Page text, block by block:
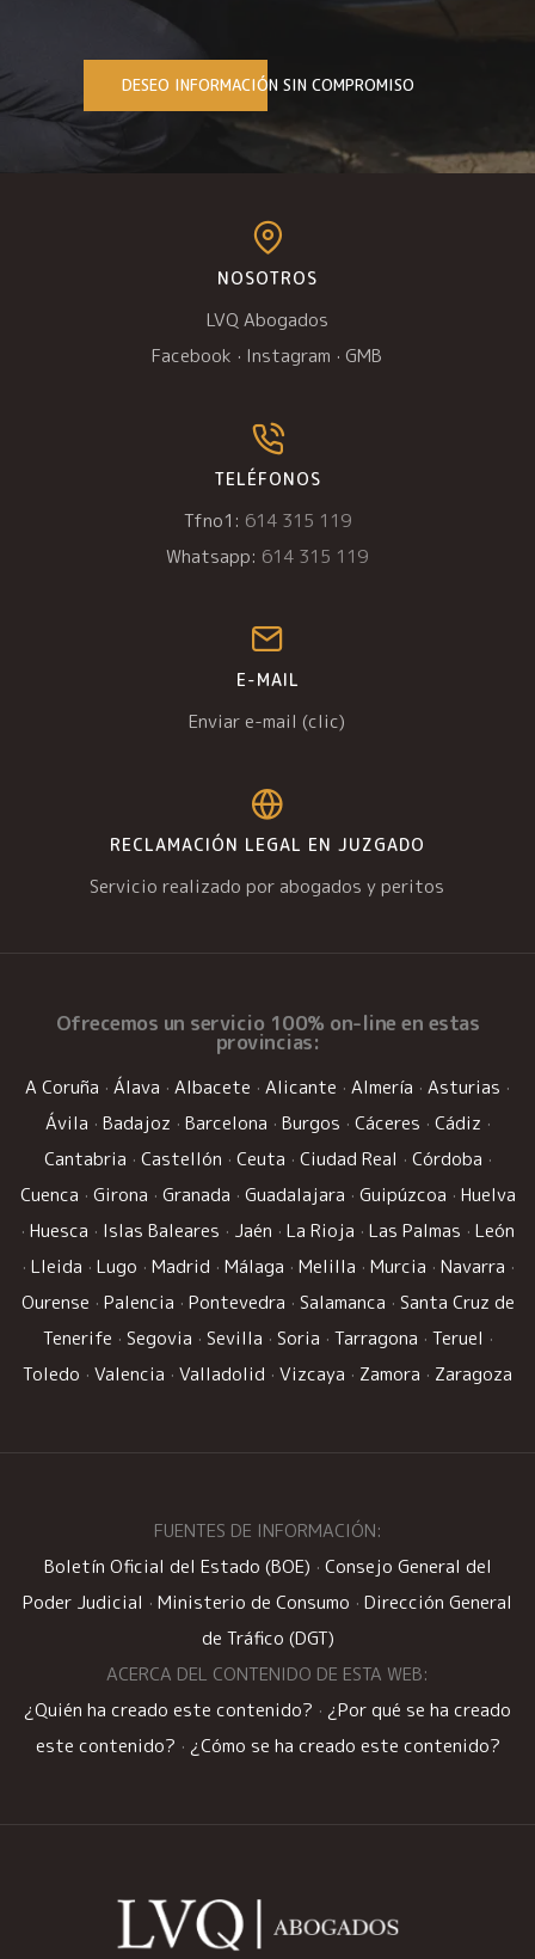
DESEO INFORMACIÓN SIN COMPROMISO
NOSOTROS
LVQ Abogados
Facebook · Instagram · GMB
TELÉFONOS
Tfno1: 614 315 119
Whatsapp: 614 315 119
E-MAIL
Enviar e-mail (clic)
RECLAMACIÓN LEGAL EN JUZGADO
Servicio realizado por abogados y peritos
Ofrecemos un servicio 100% on-line en estas
provincias:
A Coruña · Álava · Albacete · Alicante · Almería · Asturias ·
Ávila · Badajoz · Barcelona · Burgos · Cáceres · Cádiz ·
Cantabria · Castellón · Ceuta · Ciudad Real · Córdoba ·
Cuenca · Girona · Granada · Guadalajara · Guipúzcoa · Huelva
· Huesca · Islas Baleares · Jaén · La Rioja · Las Palmas · León
· Lleida · Lugo · Madrid · Málaga · Melilla · Murcia · Navarra ·
Ourense · Palencia · Pontevedra · Salamanca · Santa Cruz de
Tenerife · Segovia · Sevilla · Soria · Tarragona · Teruel ·
Toledo · Valencia · Valladolid · Vizcaya · Zamora · Zaragoza
FUENTES DE INFORMACIÓN:
Boletín Oficial del Estado (BOE) · Consejo General del
Poder Judicial · Ministerio de Consumo · Dirección General
de Tráfico (DGT)
ACERCA DEL CONTENIDO DE ESTA WEB:
¿Quién ha creado este contenido? · ¿Por qué se ha creado
este contenido? · ¿Cómo se ha creado este contenido?